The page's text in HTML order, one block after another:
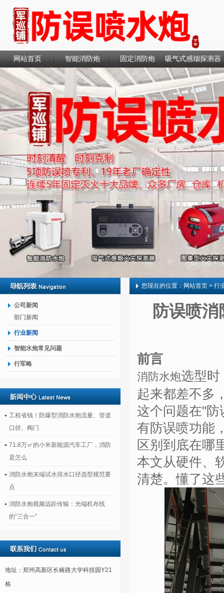
网站首页 智能消防炮 固定消防炮 吸气式感烟探测器
联系我们
公司新闻
部门新闻
行业新闻
智能水炮常见问题
行军略
工程省钱！防爆型消防水炮流量、管道
口径、阀门
71.8万㎡的小米新能源汽车工厂，消防
是怎么
消防水炮末端试水排水口径选型规范要
点
消防水炮视频远距传输：光端机布线
的“三合一”
地址：郑州高新区长椿路大学科技园Y21
栋
您现在的位置： 网站首页 > 行
防误喷
前言
消防水炮选型时
起来都差不多
这个问题在"防
有防误喷功能
区别到底在哪
本文从硬件、
清楚。懂了这